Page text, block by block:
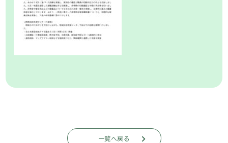
一覧へ戻る